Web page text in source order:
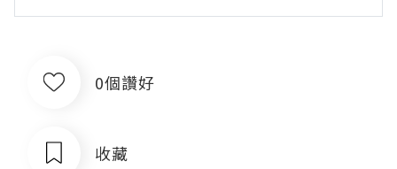
0個讚好
收藏